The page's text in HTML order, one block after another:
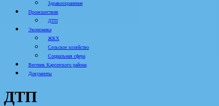
Здравоохранение
Происшествия
ДТП
Экономика
ЖКХ
Сельское хозяйство
Социальная сфера
Вестник Каргатского района
Документы
ДТП